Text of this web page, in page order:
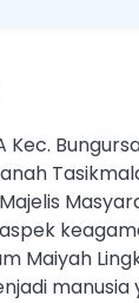
Kec.
Maiyah
manusia